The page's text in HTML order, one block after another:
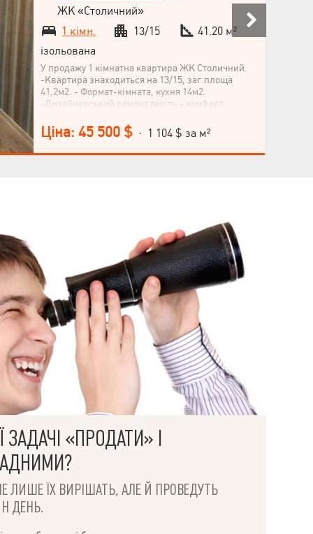
ЖК «Столичний»
1 кімн.
13/15
41.20 м²
ізольована
У продажу 1 кімнатна квартира ЖК Столичний.
-Квартира знаходиться на 13/15, заг.площа
41,2м2. - Формат-кімната, кухня 14м2.
-Дизайнерський ремонт якість + комфорт.
цегли, утеплений мінеральною ватою,
облицювання будинку – система навісного
фасаду, що вентилюється, виконана
майданчик, крите паркування для автомобілів
мешканців та гостьове паркування. - Наявність
консьєржа та служби охорони. -Облаштована
тераса на 15-му поверсі з панорамним видом.
Поруч вся необхідна інфраструктура: метро,
супермаркети Клас і Зростання, ринок Казка,
школи, дитячі садки.
Ціна: 45 500 $ · 1 104 $ за м²
«ПРОДАТИ» І
ЛИШЕ ЇХ ВИРІШАТЬ, АЛЕ Й ПРОВЕДУТЬ
ДЕНЬ.